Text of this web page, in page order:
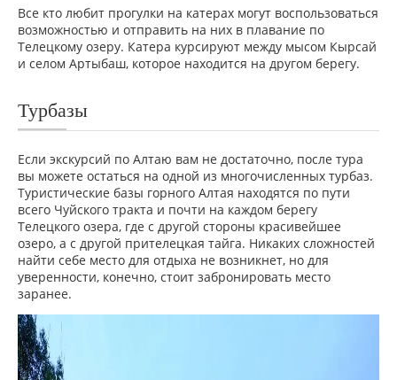
Все кто любит прогулки на катерах могут воспользоваться
возможностью и отправить на них в плавание по
Телецкому озеру. Катера курсируют между мысом Кырсай
и селом Артыбаш, которое находится на другом берегу.
Турбазы
Если экскурсий по Алтаю вам не достаточно, после тура
вы можете остаться на одной из многочисленных турбаз.
Туристические базы горного Алтая находятся по пути
всего Чуйского тракта и почти на каждом берегу
Телецкого озера, где с другой стороны красивейшее
озеро, а с другой прителецкая тайга. Никаких сложностей
найти себе место для отдыха не возникнет, но для
уверенности, конечно, стоит забронировать место
заранее.